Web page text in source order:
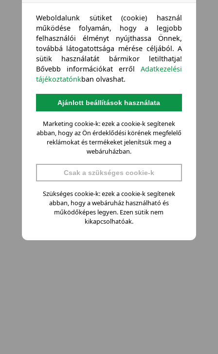
Weboldalunk sütiket (cookie) használ
működése folyamán, hogy a legjobb
felhasználói élményt nyújthassa Önnek,
továbbá látogatottsága mérése céljából. A
sütik használatát bármikor letilthatja!
Bővebb információkat errőlAdatkezelési
tájékoztatónkban olvashat.
Ajánlott beállítások használata
Marketing cookie-k: ezek a cookie-k segítenek
abban, hogy az Ön érdeklődési körének megfelelő
reklámokat és termékeket jelenítsük meg a
webáruházban.
Csak a szükséges cookie-k
Szükséges cookie-k: ezek a cookie-k segítenek
abban, hogy a webáruház használható és
működőképes legyen. Ezen sütik nem
kikapcsolhatóak.